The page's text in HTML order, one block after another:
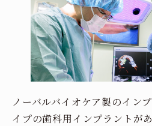
ノーバルバイオケア製のイン
イプの歯科用インプラントがあ